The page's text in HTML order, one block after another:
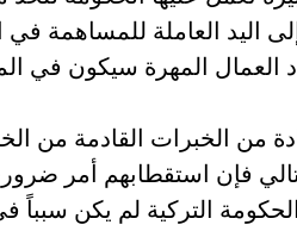
إلى اليد العاملة للمساهمة
العمال المهرة سيكون في
من الخبرات القادمة من
فإن استقطابهم أمر
التركية لم يكن سبباً